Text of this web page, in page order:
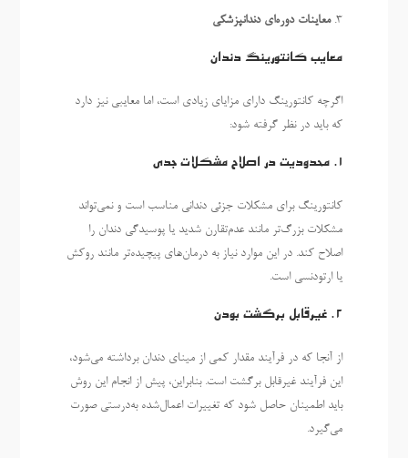
3. معاینات دوره‌ای دندانپزشکی
معایب کانتورینگ دندان
اگرچه کانتورینگ دارای مزایای زیادی است، اما معایبی نیز دارد
که باید در نظر گرفته شود:
1. محدودیت در اصلاح مشکلات جدی
کانتورینگ برای مشکلات جزئی دندانی مناسب است و نمی‌تواند
مشکلات بزرگ‌تر مانند عدم‌تقارن شدید یا پوسیدگی دندان را
اصلاح کند. در این موارد نیاز به درمان‌های پیچیده‌تر مانند روکش
یا ارتودنسی است.
2. غیرقابل برگشت بودن
از آنجا که در فرآیند مقدار کمی از مینای دندان برداشته می‌شود،
این فرآیند غیرقابل برگشت است. بنابراین، پیش از انجام این روش
باید اطمینان حاصل شود که تغییرات اعمال‌شده به‌درستی صورت
می‌گیرد.